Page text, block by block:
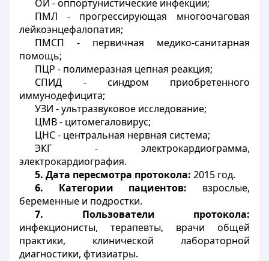
ОИ - оппортунистические инфекции;
ПМЛ - прогрессирующая многоочаговая
лейкоэнцефалопатия;
ПМСП - первичная медико-санитарная
помощь;
ПЦР - полимеразная цепная реакция;
СПИД - синдром приобретенного
иммунодефицита;
УЗИ - ультразвуковое исследование;
ЦМВ - цитомегаловирус;
ЦНС - центральная нервная система;
ЭКГ - электрокардиограмма,
электрокардиография.
5.Дата пересмотра протокола: 2015 год.
6. Категории пациентов: взрослые,
беременные и подростки.
7. Пользователи протокола:
инфекционисты, терапевты, врачи общей
практики, клинической лабораторной
диагностики, фтизиатры.